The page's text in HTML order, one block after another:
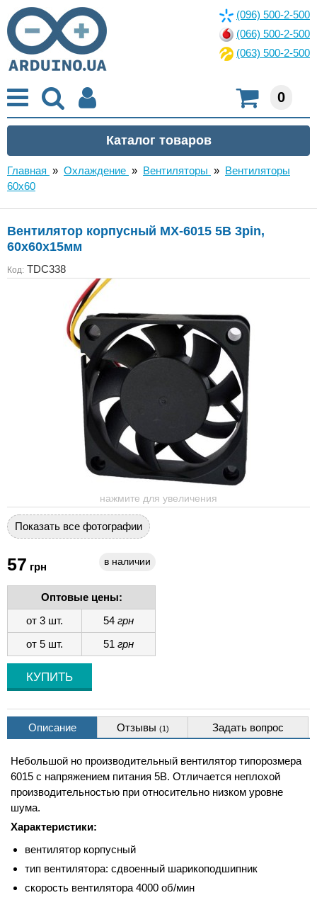
(096) 500-2-500
(066) 500-2-500
(063) 500-2-500
0
Главная » Охлаждение » Вентиляторы » Вентиляторы
60x60
Вентилятор корпусный MX-6015 5В 3pin,
60x60x15мм
Код: TDC338
нажмите для увеличения
Показать все фотографии
57 грн в наличии
Оптовые цены:
от 3 шт.
54 грн
от 5 шт.
51 грн
Описание Отзывы (1) Задать вопрос
Небольшой но производительный вентилятор типорозмера
6015 с напряжением питания 5В. Отличается неплохой
производительностью при относительно низком уровне
шума.
Характеристики:
вентилятор корпусный
тип вентилятора: сдвоенный шарикоподшипник
скорость вентилятора 4000 об/мин